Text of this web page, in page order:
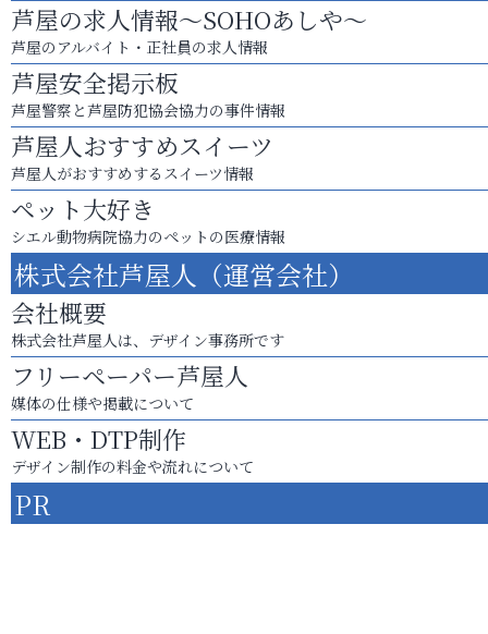
芦屋の求人情報～SOHOあしや～
芦屋のアルバイト・正社員の求人情報
芦屋安全掲示板
芦屋警察と芦屋防犯協会協力の事件情報
芦屋人おすすめスイーツ
芦屋人がおすすめするスイーツ情報
ペット大好き
シエル動物病院協力のペットの医療情報
株式会社芦屋人（運営会社）
会社概要
株式会社芦屋人は、デザイン事務所です
フリーペーパー芦屋人
媒体の仕様や掲載について
WEB・DTP制作
デザイン制作の料金や流れについて
PR